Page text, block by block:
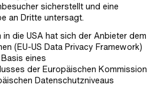
sicherstellt und eine
an Dritte untersagt.
die USA hat sich der Anbieter dem
(EU-US Data Privacy Framework)
eines
der Europäischen Kommission
Datenschutzniveaus